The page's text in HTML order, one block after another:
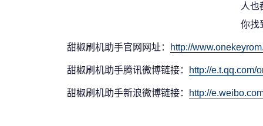
人也
你找
甜椒刷机助手官网网址： http://
甜椒刷机助手腾讯微博链接： http://e.t.qq.com/
甜椒刷机助手新浪微博链接： http://